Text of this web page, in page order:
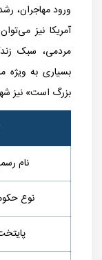
ورود مهاجران،
آمریکا نیز
مردمی، سبک
بسیاری به ویژه
بزرگ است» نیز
نام
نوع